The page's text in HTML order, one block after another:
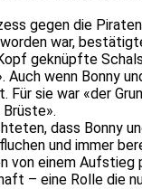
gegen die
war,
geknüpfte
wenn Bonny
sie war «der
dass Bonny
und immer
von einem
– eine Rolle die